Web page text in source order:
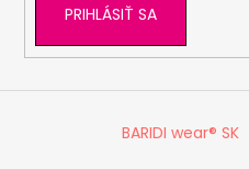
PRIHLÁSIŤ SA
BARIDI wear® SK